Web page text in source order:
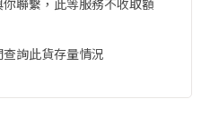
聯繫，此等服務不收取額
詢此貨存量情況